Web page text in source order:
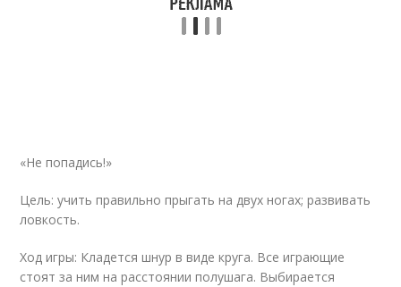
«Не попадись!»
Цель: учить правильно прыгать на двух ногах; развивать
ловкость.
Ход игры: Кладется шнур в виде круга. Все играющие
стоят за ним на расстоянии полушага. Выбирается